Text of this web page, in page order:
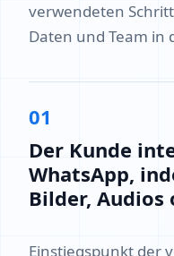
verwendeten
Daten und Team in
01
Der Kunde
WhatsApp,
Bilder, Audios
Einstiegspunkt der